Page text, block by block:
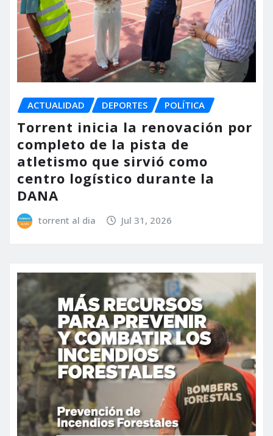
ACTUALIDAD DEPORTES POLÍTICA
Torrent inicia la renovación por
completo de la pista de
atletismo que sirvió como
centro logístico durante la
DANA
torrent al dia Jul 31, 2026